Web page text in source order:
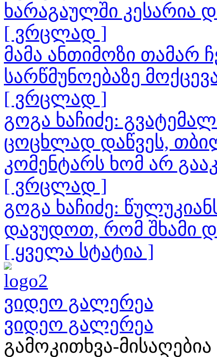
ხარაგაულში კესარია
[ ვრცლად ]
მამა ანთიმოზი თამარ
სარწმუნოებაზე
[ ვრცლად ]
გოგა ხაჩიძე:
ცოცხლად დაწვეს,
კომენტარს ხომ არ
[ ვრცლად ]
გოგა ხაჩიძე:
დავუდოთ, რომ შხამი
[ ყველა სტატია ]
ვიდეო გალერეა
ვიდეო გალერეა
გამოკითხვა-